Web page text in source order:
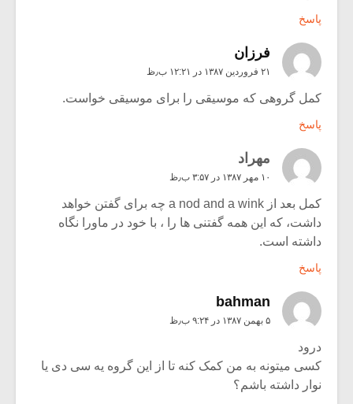
پاسخ
فرزان
۲۱ فروردین ۱۳۸۷ در ۱۲:۲۱ ب٫ظ
کمل گروهی که موسیقی را برای موسیقی خواست.
پاسخ
مهراد
۱۰ مهر ۱۳۸۷ در ۳:۵۷ ب٫ظ
کمل بعد از a nod and a wink چه برای گفتن خواهد
داشت، که این همه گفتنی ها را ، با خود در ماورا نگاه
داشته است.
پاسخ
bahman
۵ بهمن ۱۳۸۷ در ۹:۲۴ ب٫ظ
درود
کسی میتونه به من کمک کنه تا از این گروه یه سی دی یا
نوار داشته باشم؟